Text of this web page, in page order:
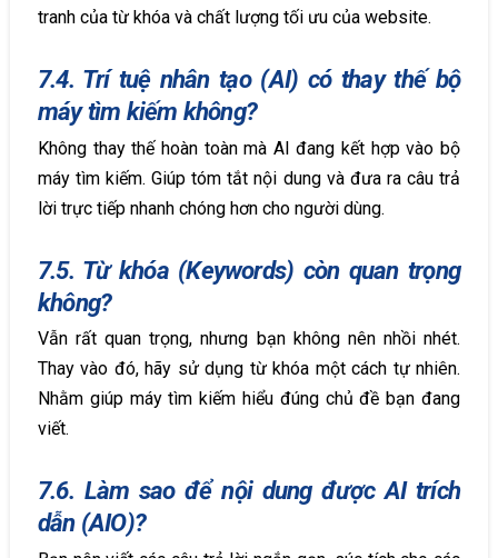
tranh của từ khóa và chất lượng tối ưu của website.
7.4. Trí tuệ nhân tạo (AI) có thay thế bộ
máy tìm kiếm không?
Không thay thế hoàn toàn mà AI đang kết hợp vào bộ
máy tìm kiếm. Giúp tóm tắt nội dung và đưa ra câu trả
lời trực tiếp nhanh chóng hơn cho người dùng.
7.5. Từ khóa (Keywords) còn quan trọng
không?
Vẫn rất quan trọng, nhưng bạn không nên nhồi nhét.
Thay vào đó, hãy sử dụng từ khóa một cách tự nhiên.
Nhằm giúp máy tìm kiếm hiểu đúng chủ đề bạn đang
viết.
7.6. Làm sao để nội dung được AI trích
dẫn (AIO)?